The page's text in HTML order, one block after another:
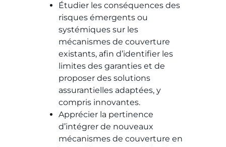
Étudier les conséquences des
risques émergents ou
systémiques sur les
mécanismes de couverture
existants, afin d’identifier les
limites des garanties et de
proposer des solutions
assurantielles adaptées, y
compris innovantes.
Apprécier la pertinence
d’intégrer de nouveaux
mécanismes de couverture en